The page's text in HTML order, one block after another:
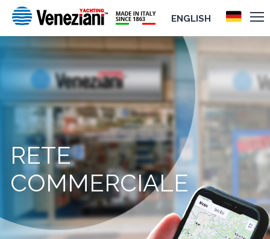
ENGLISH
RETE
COMMERCIALE